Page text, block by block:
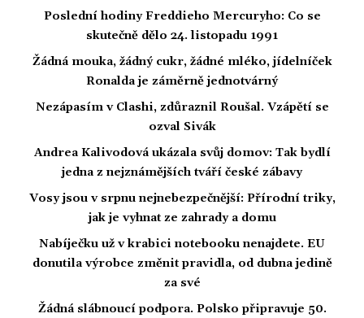
Poslední hodiny Freddieho Mercuryho: Co se
skutečně dělo 24. listopadu 1991
Žádná mouka, žádný cukr, žádné mléko, jídelníček
Ronalda je záměrně jednotvárný
Nezápasím v Clashi, zdůraznil Roušal. Vzápětí se
ozval Sivák
Andrea Kalivodová ukázala svůj domov: Tak bydlí
jedna z nejznámějších tváří české zábavy
Vosy jsou v srpnu nejnebezpečnější: Přírodní triky,
jak je vyhnat ze zahrady a domu
Nabíječku už v krabici notebooku nenajdete. EU
donutila výrobce změnit pravidla, od dubna jedině
za své
Žádná slábnoucí podpora. Polsko připravuje 50.